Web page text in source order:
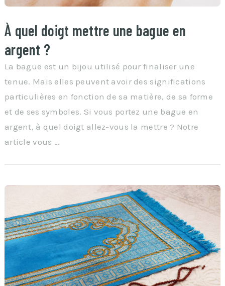
À quel doigt mettre une bague en
argent ?
La bague est un bijou utilisé pour finaliser une
tenue. Mais elles peuvent avoir des significations
particulières en fonction de sa matière, de sa forme
et de ses symboles. Si vous portez une bague en
argent, à quel doigt allez-vous la mettre ? Notre
article vous …